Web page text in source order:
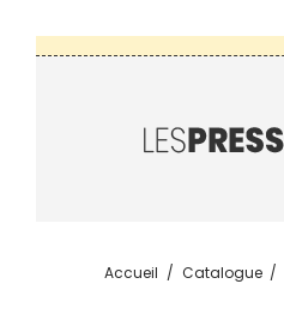
Accueil Catalogue